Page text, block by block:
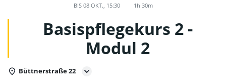
BIS 08 OKT., 15:30 1h 30m
Basispflegekurs 2 -
Modul 2
Büttnerstraße 22